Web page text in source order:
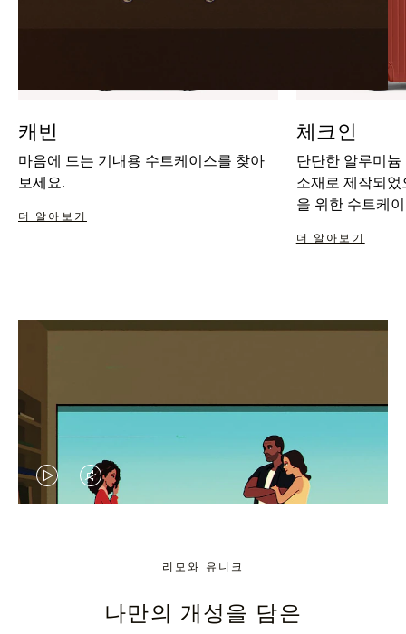
캐빈
마음에 드는 기내용 수트케이스를 찾아
보세요.
더 알아보기
체크인
단단한 알루미
소재로 제작되
을 위한 수트케
더 알아보기
VIDEO
PRESS
VIDEO
MUTED,
PRESS
리모와 유니크
나만의 개성을 담은